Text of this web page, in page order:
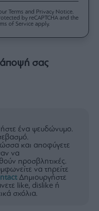
Terms and Privacy Notice.
by reCAPTCHA and the
of Service apply.
άποψή σας
ένα ψευδώνυμο.
και αποφύγετε
να
προσβλητικές.
να τηρείτε
Δημιουργήστε
like, dislike ή
σχόλια.